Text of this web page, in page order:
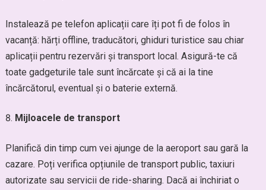
Instalează pe telefon aplicații care îți pot fi de folos în
vacanță: hărți offline, traducători, ghiduri turistice sau chiar
aplicații pentru rezervări și transport local. Asigură-te că
toate gadgeturile tale sunt încărcate și că ai la tine
încărcătorul, eventual și o baterie externă.
Mijloacele de transport
Planifică din timp cum vei ajunge de la aeroport sau gară la
cazare. Poți verifica opțiunile de transport public, taxiuri
autorizate sau servicii de ride-sharing. Dacă ai închiriat o